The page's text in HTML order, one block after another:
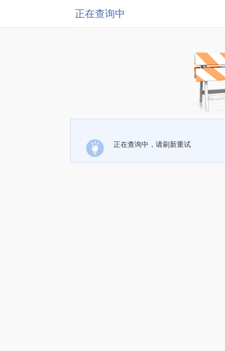
正在查询中
正在查询中，请刷新重试